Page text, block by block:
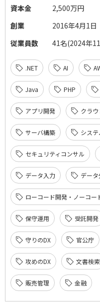
資本金
2,500万円
創業
2016年4月1日
従業員数
41名(2024年
.NET AI
Java PHP
アプリ開発 クラ
サーバ構築 シス
セキュリティコンサル
データ入力 データ
ローコード開発・ノーコー
保守運用 受託開発
守りのDX 官公庁
攻めのDX 文書検索
販売管理 金融